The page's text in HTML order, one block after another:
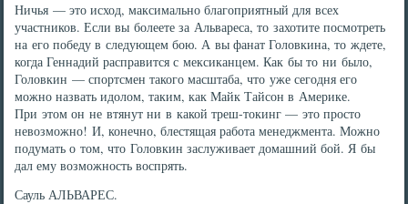
Ничья — это исход, максимально благоприятный для всех
участников. Если вы болеете за Альвареса, то захотите посмотреть
на его победу в следующем бою. А вы фанат Головкина, то ждете,
когда Геннадий расправится с мексиканцем. Как бы то ни было,
Головкин — спортсмен такого масштаба, что уже сегодня его
можно назвать идолом, таким, как Майк Тайсон в Америке.
При этом он не втянут ни в какой треш-токинг — это просто
невозможно! И, конечно, блестящая работа менеджмента. Можно
подумать о том, что Головкин заслуживает домашний бой. Я бы
дал ему возможность воспрять.
Сауль АЛЬВАРЕС.